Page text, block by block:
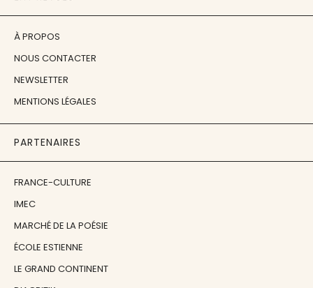
À PROPOS
NOUS CONTACTER
NEWSLETTER
MENTIONS LÉGALES
PARTENAIRES
FRANCE-CULTURE
IMEC
MARCHÉ DE LA POÉSIE
ÉCOLE ESTIENNE
LE GRAND CONTINENT